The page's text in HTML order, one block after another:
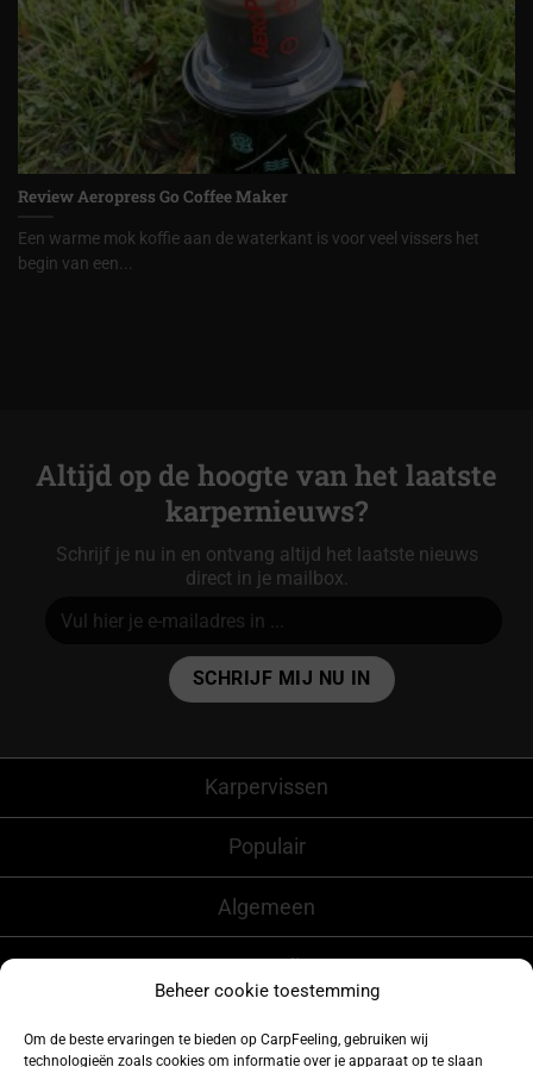
Beheer cookie toestemming
Om de beste ervaringen te bieden op CarpFeeling, gebruiken wij
technologieën zoals cookies om informatie over je apparaat op te slaan
Review Aeropress Go Coffee Maker
Een warme mok koffie aan de waterkant is voor veel vissers het
begin van een...
Altijd op de hoogte van het laatste
karpernieuws?
Schrijf je nu in en ontvang altijd het laatste nieuws
direct in je mailbox.
Karpervissen
Populair
Algemeen
CarpFeeling